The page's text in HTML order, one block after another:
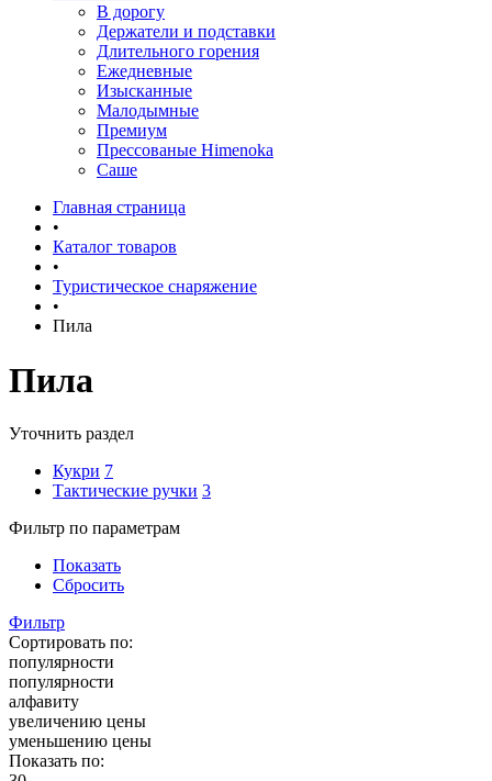
В дорогу
Держатели и подставки
Длительного горения
Ежедневные
Изысканные
Малодымные
Премиум
Прессованые Himenoka
Саше
Главная страница
•
Каталог товаров
•
Туристическое снаряжение
•
Пила
Пила
Уточнить раздел
Кукри 7
Тактические ручки 3
Фильтр по параметрам
Показать
Сбросить
Фильтр
Сортировать по:
популярности
популярности
алфавиту
увеличению цены
уменьшению цены
Показать по: